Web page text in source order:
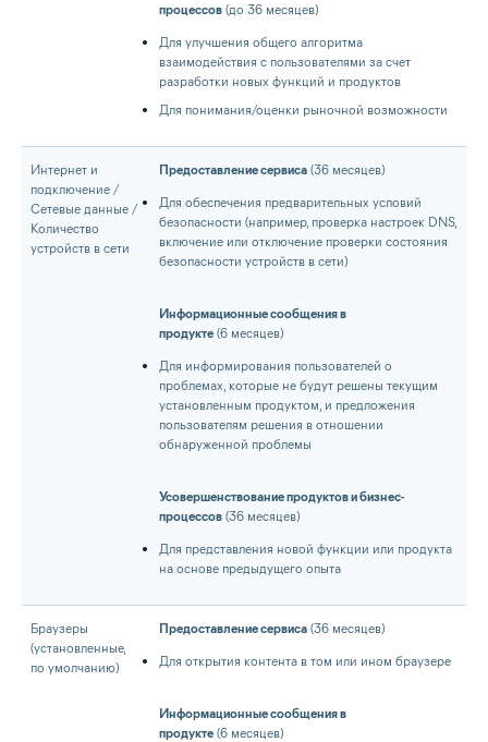
процессов (до 36 месяцев)
Для улучшения общего алгоритма
взаимодействия с пользователями за счет
разработки новых функций и продуктов
Для понимания/оценки рыночной возможности
Интернет и
подключение /
Сетевые данные /
Количество
устройств в сети
Предоставление сервиса (36 месяцев)
Для обеспечения предварительных условий
безопасности (например, проверка настроек DNS,
включение или отключение проверки состояния
безопасности устройств в сети)
Информационные сообщения в
продукте (6 месяцев)
Для информирования пользователей о
проблемах, которые не будут решены текущим
установленным продуктом, и предложения
пользователям решения в отношении
обнаруженной проблемы
Усовершенствование продуктов и бизнес-
процессов (36 месяцев)
Для представления новой функции или продукта
на основе предыдущего опыта
Браузеры
(установленные,
по умолчанию)
Предоставление сервиса (36 месяцев)
Для открытия контента в том или ином браузере
Информационные сообщения в
продукте (6 месяцев)